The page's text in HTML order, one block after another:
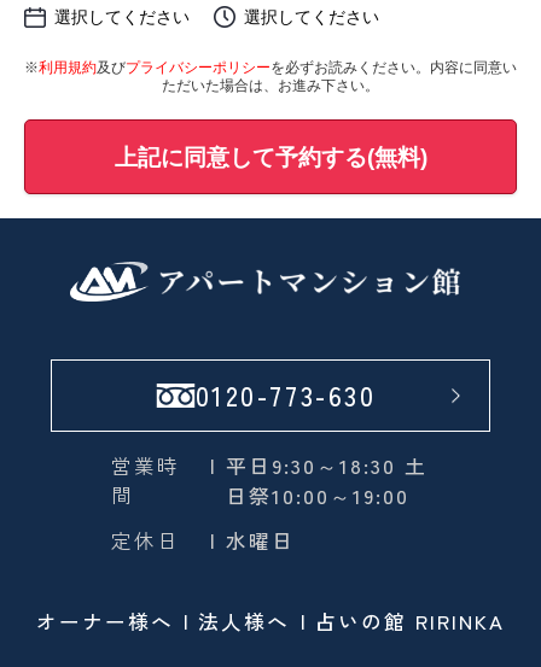
選択してください
選択してください
※利用規約及びプライバシーポリシーを必ずお読みください。内容に同意い
ただいた場合は、お進み下さい。
上記に同意して予約する(無料)
0120-773-630
営業時
間
| 平日9:30～18:30 土
日祭10:00～19:00
定休日
| 水曜日
オーナー様へ 法人様へ 占いの館 RIRINKA